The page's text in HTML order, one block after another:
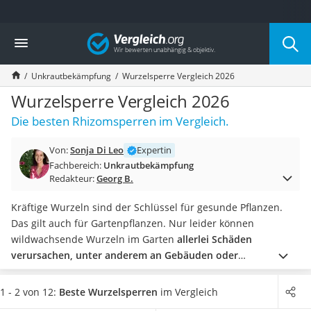
Die beliebtesten Vergleiche nach Kategorie
Baumarkt
Tresor feuerfest
Makita-Akku-Rasenmäher
Kappsäge
Smartes Türschloss
Akku-Rasentrimmer
Split-Klimaanlage 2 Innengeräte
Pelletofen
Tiefbrunnenpumpe
Fliesenschneider
Hochdruckreiniger
Doppelschleifer
Überwachungskamera
Benzinrasenmäher mit Elektrostart
Vergleich
Unkrautbekämpfung Wurzelsperre Vergleich 2026
Wurzelsperre Vergleich 2026
Die besten Rhizomsperren im Vergleich.
Von:Sonja Di Leo
Expertin
Fachbereich: Unkrautbekämpfung
Redakteur:Georg B.
Kräftige Wurzeln sind der Schlüssel für gesunde Pflanzen.
Das gilt auch für Gartenpflanzen. Nur leider können
wildwachsende Wurzeln im Garten allerlei Schäden
verursachen, unter anderem an Gebäuden oder
Gehwegplatten.Darum gibt es Wurzelsperren, die den
Wurzelwildwuchs von beispielsweiseBambus-Pflanzen
, aber
1 - 2 von 12: Beste Wurzelsperren im Vergleich